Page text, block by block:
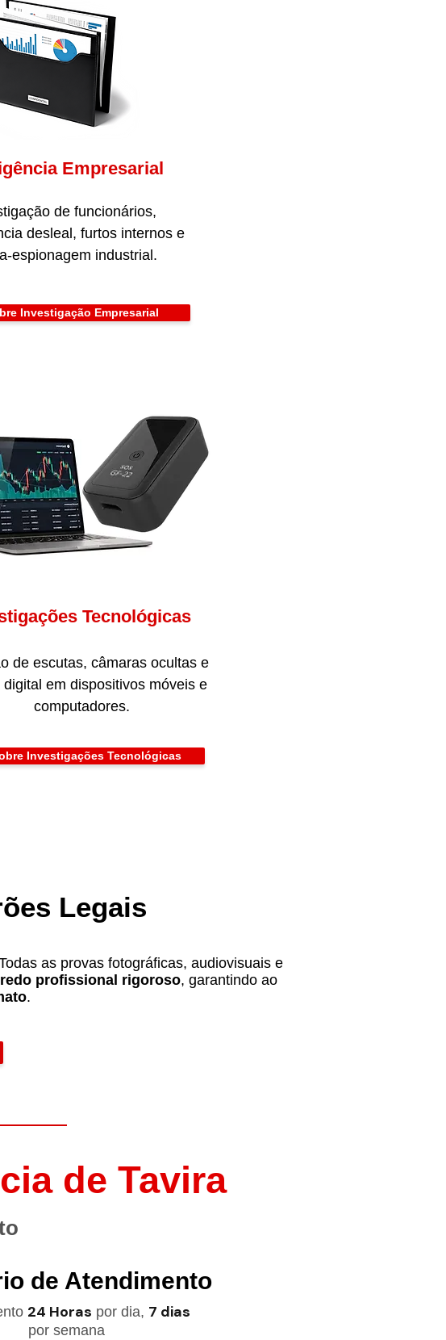
Empresarial
de funcionários,
desleal, furtos internos e
espionagem industrial.
Investigação Empresarial
Tecnológicas
de escutas, câmaras ocultas e
digital em dispositivos móveis e
computadores.
Investigações Tecnológicas
Legais
as provas fotográficas, audiovisuais e
profissional rigoroso, garantindo ao
.
de Tavira
de Atendimento
24 Horas por dia, 7 dias
por semana